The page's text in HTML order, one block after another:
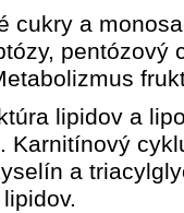
cukry a
pentózový
lipidov a
Karnitínový
a